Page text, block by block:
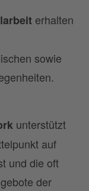
erhalten
sowie
unterstützt
auf
und die oft
der